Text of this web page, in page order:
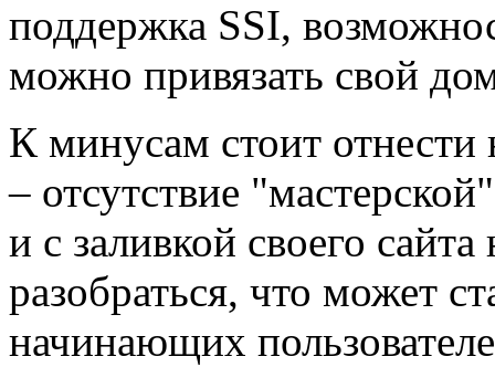
поддержка SSI,
можно привязать свой
К минусам стоит
– отсутствие
и с заливкой своего
разобраться, что может
начинающих